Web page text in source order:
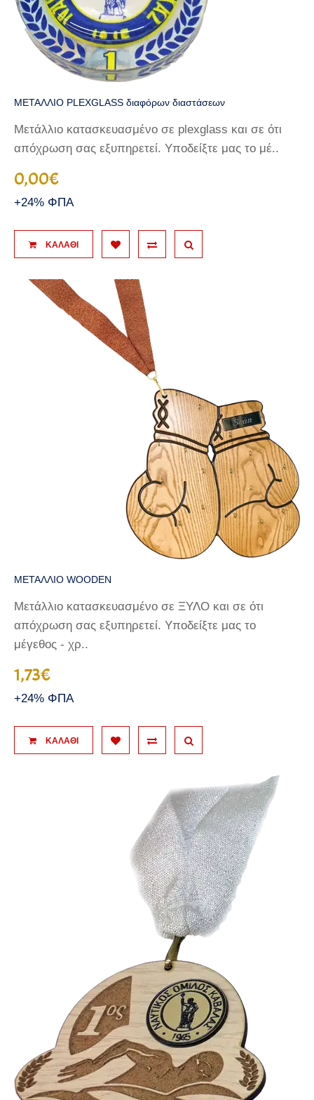
ΜΕΤΑΛΛΙΟ PLEXGLASS διαφόρων διαστάσεων
Μετάλλιο κατασκευασμένο σε plexglass και σε ότι
απόχρωση σας εξυπηρετεί. Υποδείξτε μας το μέ..
0,00€
+24% ΦΠΑ
ΚΑΛΆΘΙ
ΜΕΤΑΛΛΙΟ WOODEN
Μετάλλιο κατασκευασμένο σε ΞΥΛΟ και σε ότι
απόχρωση σας εξυπηρετεί. Υποδείξτε μας το
μέγεθος - χρ..
1,73€
+24% ΦΠΑ
ΚΑΛΆΘΙ